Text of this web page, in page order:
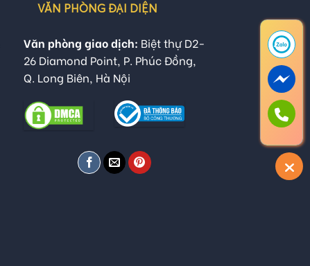
VĂN PHÒNG ĐẠI DIỆN
Văn phòng giao dịch: Biệt thự D2-
26 Diamond Point, P. Phúc Đồng,
Q. Long Biên, Hà Nội